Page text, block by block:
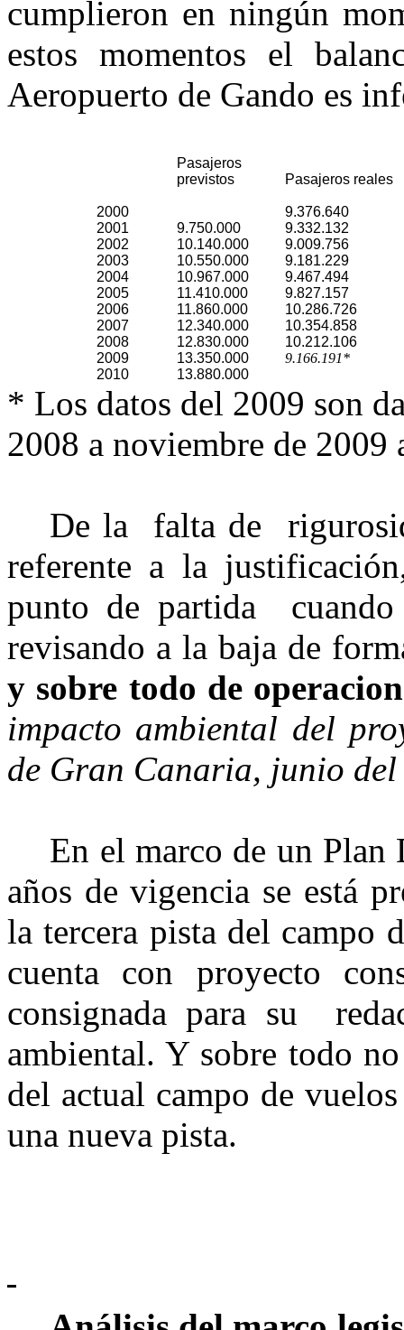
cumplieron en ningún
estos momentos el
Aeropuerto de Gando es
Pasajeros
previstos
Pasajeros reales
2000
9.376.640
2001
9.750.000
9.332.132
2002
10.140.000
9.009.756
2003
10.550.000
9.181.229
2004
10.967.000
9.467.494
2005
11.410.000
9.827.157
2006
11.860.000
10.286.726
2007
12.340.000
10.354.858
2008
12.830.000
10.212.106
2009
13.350.000
9.166.191*
2010
13.880.000
* Los datos del 2009 son
2008 a noviembre de 2009
De la falta de
referente a la
punto de partida cuando
revisando a la baja de
y sobre todo de
impacto ambiental del
de Gran Canaria, junio
En el marco de un Plan
años de vigencia se está
la tercera pista del campo
cuenta con proyecto
consignada para su
ambiental. Y sobre todo
del actual campo de
una nueva pista.